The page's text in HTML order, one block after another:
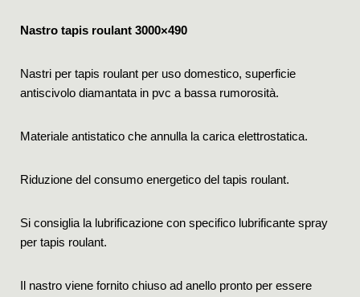
Nastro tapis roulant 3000×490
Nastri per tapis roulant per uso domestico, superficie
antiscivolo diamantata in pvc a bassa rumorosità.
Materiale antistatico che annulla la carica elettrostatica.
Riduzione del consumo energetico del tapis roulant.
Si consiglia la lubrificazione con specifico lubrificante spray
per tapis roulant.
Il nastro viene fornito chiuso ad anello pronto per essere